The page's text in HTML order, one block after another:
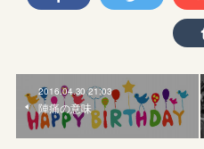
2016.04.30 21:03
陣痛の意味